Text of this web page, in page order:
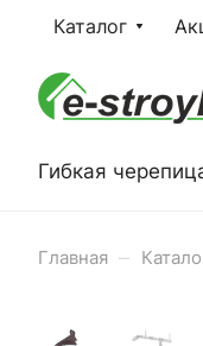
Каталог
Гибкая
Главная –